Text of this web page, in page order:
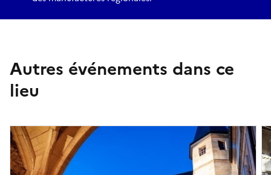
Autres événements dans ce
lieu